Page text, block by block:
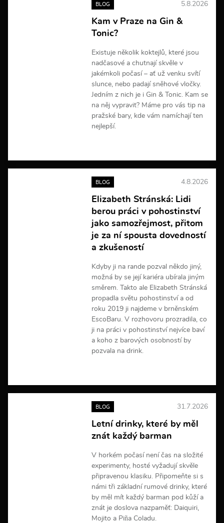
í
BLOG 5.8.2026
Kam v Praze na Gin &
Tonic?
Existuje několik koktejlů, které jsou
nadčasové a chutnají skvěle v
jakémkoli počasí – ať už venku svítí
slunce, nebo padají sněhové vločky.
Jedním z nich je i Gin & Tonic. Kam se
na něj vypravit? Máme pro vás tip na
pražské bary, kde vám namíchají ten
nejlepší.
e
i
f
o
r
a
c
BLOG 4.8.2026
Elizabeth Stránská: Lidi
berou práci v pohostinství
jako samozřejmost, přitom
je za ní spousta dovedností
a zkušeností
Kdyby ji na rande pozval někdo jiný,
možná by se její kariéra ubírala jiným
směrem. Takto ale Elizabeth Stránská
propadla světu pohostinství a od
roku 2019 ji najdeme v brněnském
EscoBaru. V rozhovoru prozradila, co
ji na práci v pohostinství nejvíce baví
a koho z barových osobností by
pozvala na drink.
e
i
f
o
m
a
c
í
BLOG 31.7.2026
Letní drinky, které by měl
znát každý barman
V horkém počasí není čas na složité
experimenty, hosté vyžadují skvěle
připravenou klasiku. Připomeňte si s
námi tři základní rumové drinky, které
by měl mít každý barman pod kůží a
znát je doslova nazpaměť: Daiquiri,
Mojito a Piña Coladu.